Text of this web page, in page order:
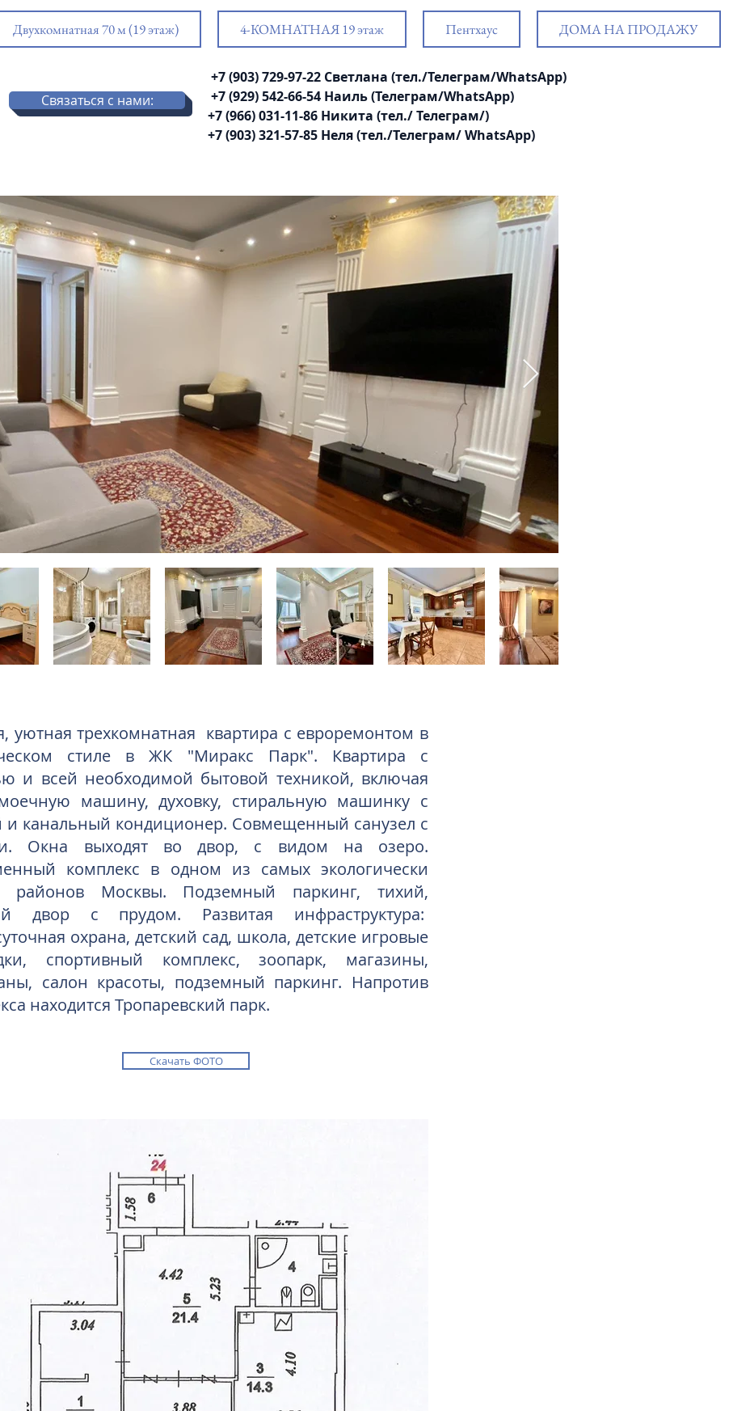
Двухкомнатная 70 м (19 этаж) 4-КОМНАТНАЯ 19 этаж Пентхаус ДОМА НА ПРОДАЖУ
Связаться с нами:
+7 (903) 729-97-22 Светлана (тел./Телеграм/WhatsApp)
+7 (929) 542-66-54 Наиль (Телеграм/WhatsApp)
+7 (966) 031-11-86 Никита (тел./ Телеграм/)
+7 (903) 321-57-85 Неля (тел./Телеграм/ WhatsApp)
уютная трехкомнатная квартира с евроремонтом в
стиле в ЖК "Миракс Парк". Квартира с
и всей необходимой бытовой техникой, включая
машину, духовку, стиральную машинку с
и канальный кондиционер. Совмещенный санузел с
Окна выходят во двор, с видом на озеро.
комплекс в одном из самых экологически
районов Москвы. Подземный паркинг, тихий,
двор с прудом. Развитая инфраструктура:
охрана, детский сад, школа, детские игровые
спортивный комплекс, зоопарк, магазины,
салон красоты, подземный паркинг. Напротив
находится Тропаревский парк.
Скачать ФОТО